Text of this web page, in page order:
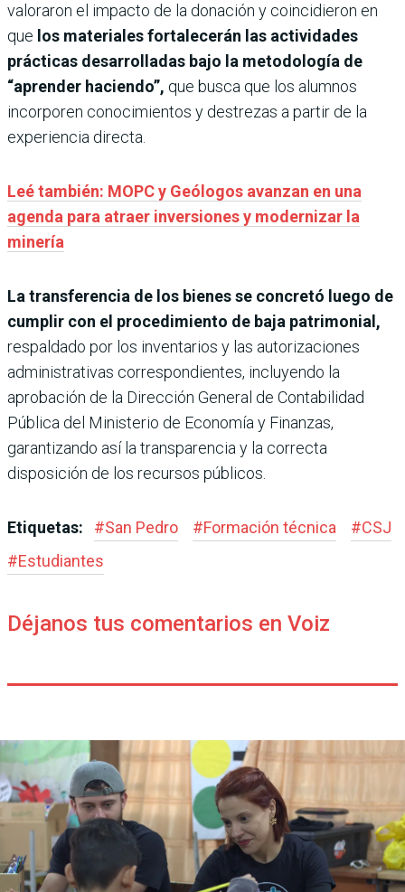
valoraron el impacto de la donación y coincidieron en
que los materiales fortalecerán las actividades
prácticas desarrolladas bajo la metodología de
“aprender haciendo”, que busca que los alumnos
incorporen conocimientos y destrezas a partir de la
experiencia directa.
Leé también: MOPC y Geólogos avanzan en una
agenda para atraer inversiones y modernizar la
minería
La transferencia de los bienes se concretó luego de
cumplir con el procedimiento de baja patrimonial,
respaldado por los inventarios y las autorizaciones
administrativas correspondientes, incluyendo la
aprobación de la Dirección General de Contabilidad
Pública del Ministerio de Economía y Finanzas,
garantizando así la transparencia y la correcta
disposición de los recursos públicos.
Etiquetas: #San Pedro #Formación técnica #CSJ
#Estudiantes
Déjanos tus comentarios en Voiz